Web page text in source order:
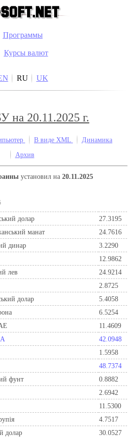
Программы
Курсы валют
RU UK
на 20.11.2025 г.
В виде XML
Динамика
Архив
установил на20.11.2025
долар
27.3195
манат
24.7616
динар
3.2290
12.9862
лев
24.9214
2.8725
долар
5.4058
6.5254
11.4609
42.0948
1.5958
48.7374
фунт
0.8882
2.6942
11.5300
4.7517
долар
30.0527